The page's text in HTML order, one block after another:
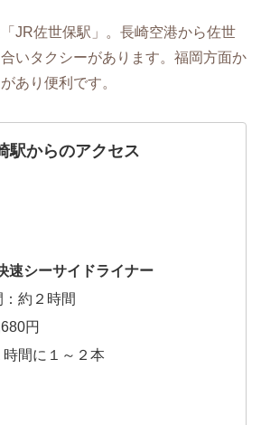
JR佐世保駅」。長崎空港から佐世
いタクシーがあります。福岡方面か
あり便利です。
駅からのアクセス
速シーサイドライナー
：約２時間
円
間に１～２本